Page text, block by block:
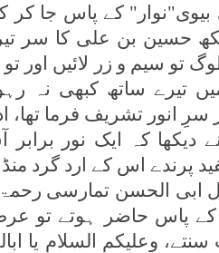
بیوی"نوار" کے پاس جا کر
حسین بن علی کا سر
تو سیم و زر لائیں اور
تیرے ساتھ کبھی نہ
انور تشریف فرما تھا،
دیکھا کہ ایک نور
پرندے اس کے ارد گرد
ابی الحسن تمارسی رحمۃ
پاس حاضر ہوتے تو عرض
وعلیکم السلام یا